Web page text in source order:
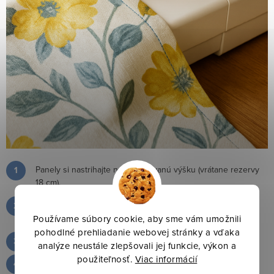
Používame súbory cookie, aby sme vám umožnili
pohodlné prehliadanie webovej stránky a vďaka
analýze neustále zlepšovali jej funkcie, výkon a
použiteľnosť. Viac informácií
Panely si nastrihajte na požadovanú výšku (vrátane rezervy
18 cm).
Bočné okraje: dvakrát prehnite po cca 1,5 cm, zažehlite a
prišpendlite.
Spodný lem: prehnite 1,5 cm + 2,5 cm, zažehlite.
Horný lem: prehnite 1,5 cm + 10 cm (sem príde páska),